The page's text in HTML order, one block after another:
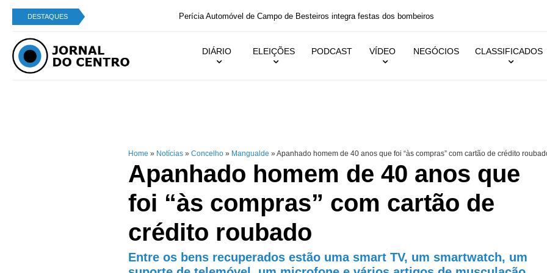
DESTAQUES Perícia Automóvel de Campo de Besteiros integra festas dos bombeiros
DIÁRIO ELEIÇÕES PODCAST VÍDEO NEGÓCIOS CLASSIFICADOS
Home » Notícias » Concelho » Mangualde »Apanhado homem de 40 anos que foi “às compras” com cartão de crédito
Apanhado homem de 40 anos que
foi “às compras” com cartão de
crédito roubado
Entre os bens recuperados estão uma smart TV, um smartwatch, um